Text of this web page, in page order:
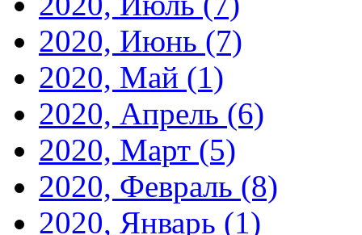
2020, Июнь (7)
2020, Май (1)
2020, Апрель (6)
2020, Март (5)
2020, Февраль (8)
2020, Январь (1)